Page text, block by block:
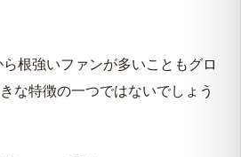
根強いファンが多いこともグロ
な特徴の一つではないでしょう